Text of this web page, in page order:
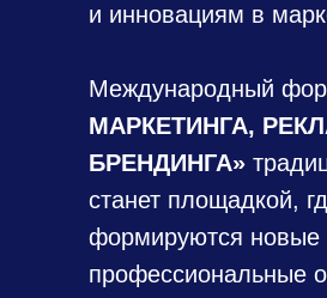
и инновациям в
Международный
МАРКЕТИНГА,
БРЕНДИНГА»
станет площадкой,
формируются новые
профессиональные